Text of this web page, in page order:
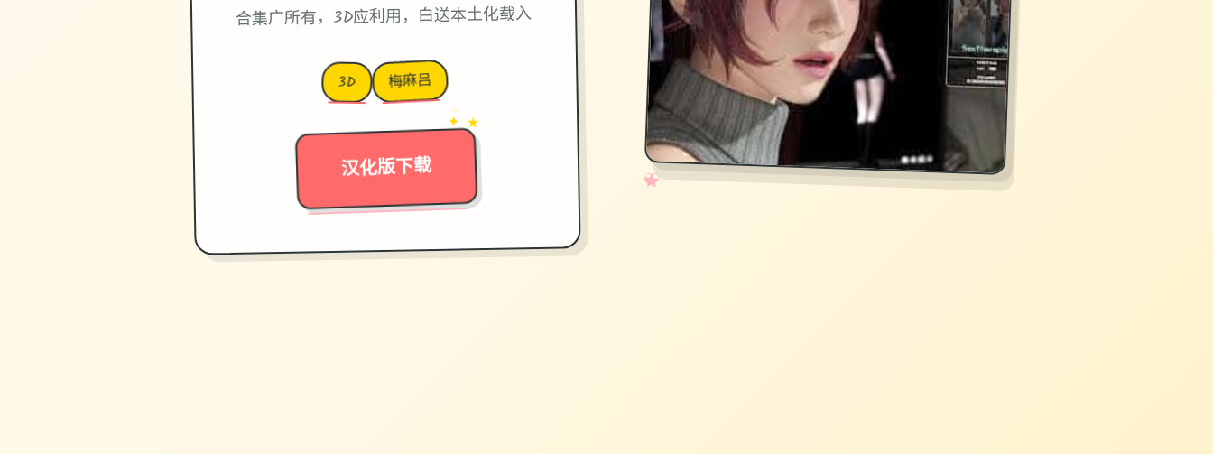
合集广所有，3D应利用，白送本土化载入
3D 梅麻吕
汉化版下载
→
✦ ★
✧
♡
★
♥